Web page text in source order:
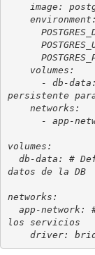
persistente
volumes:
datos de la DB
networks:
los servicios